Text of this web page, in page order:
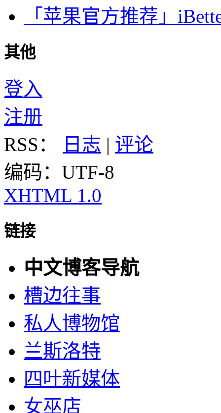
「苹果官方推荐」
其他
登入
注册
RSS：
日志 | 评论
编码：UTF-8
XHTML 1.0
链接
中文博客导航
槽边往事
私人博物馆
兰斯洛特
四叶新媒体
女巫店